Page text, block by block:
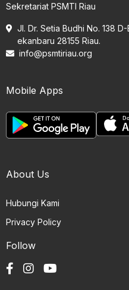
Sekretariat PSMTI Riau
Jl. Dr. Setia Budhi No. 138
ekanbaru 28155 Riau.
info@psmtiriau.org
Mobile Apps
About Us
Hubungi Kami
Privacy Policy
Follow